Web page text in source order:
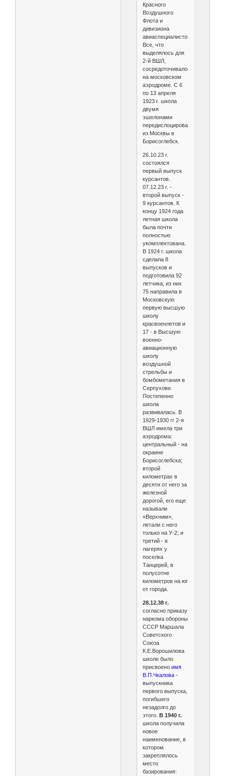
Красного
Воздушного
Флота и
дивизиона
авиаспециалистов.
Все, что
выделялось для
2-й ВШЛ,
сосредоточивалось
на московском
аэродроме. С 6
по 13 апреля
1923 г. школа
двумя
эшелонами
передислоцировалась
из Москвы в
Борисоглебск.
26.10.23 г.
состоялся
первый выпуск
курсантов.
07.12.23 г. -
второй выпуск -
9 курсантов. К
концу 1924 года
летная школа
была почти
полностью
укомплектована.
В 1924 г. школа
сделала 8
выпусков и
подготовила 92
летчика, из них
75 направила в
Московскую
первую высшую
школу
красвоенлетов и
17 - в Высшую
военно-
авиационную
школу
воздушной
стрельбы и
бомбометания в
Серпухове.
Постепенно
школа
развивалась. В
1929-1930 гг 2-я
ВШЛ имела три
аэродрома:
центральный - на
окраине
Борисоглебска;
второй
километрах в
десяти от него за
железной
дорогой, его еще
называли
«Верхним»,
летали с него
только на У-2; и
третий - в
лагерях у
поселка
Танцерей, в
полусотне
километров на юг
от города.
28.12.38 г.
согласно приказу
наркома обороны
СССР Маршала
Советского
Союза
К.Е.Ворошилова
школе было
присвоено имя
В.П.Чкалова-
выпускника
первого выпуска,
погибшего
незадолго до
этого. В 1940 г.
школа получила
новое
наименование, в
котором
закреплялось
место
базирования: